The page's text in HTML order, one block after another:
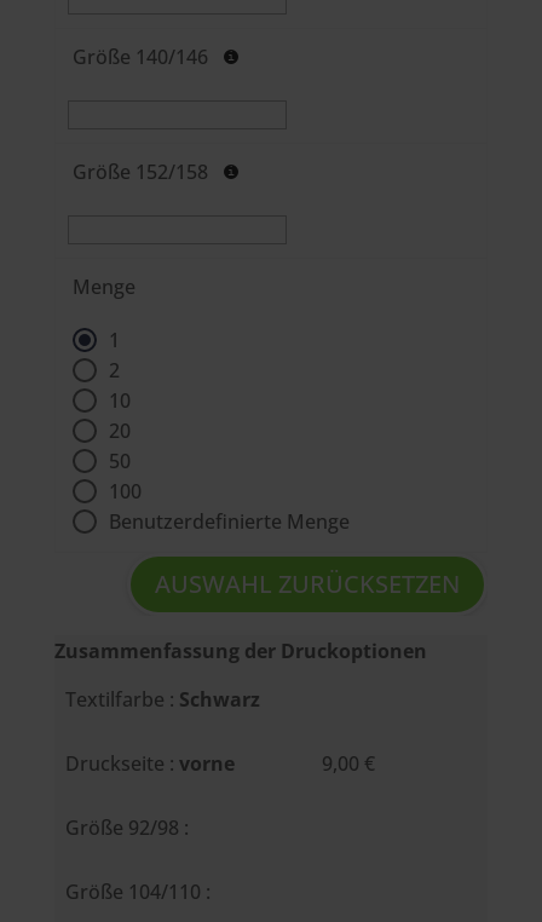
Größe 140/146
Größe 152/158
Menge
1
2
10
20
50
100
Benutzerdefinierte Menge
AUSWAHL ZURÜCKSETZEN
Zusammenfassung der Druckoptionen
Textilfarbe : Schwarz
Druckseite :vorne 9,00 €
Größe 92/98 :
Größe 104/110 :